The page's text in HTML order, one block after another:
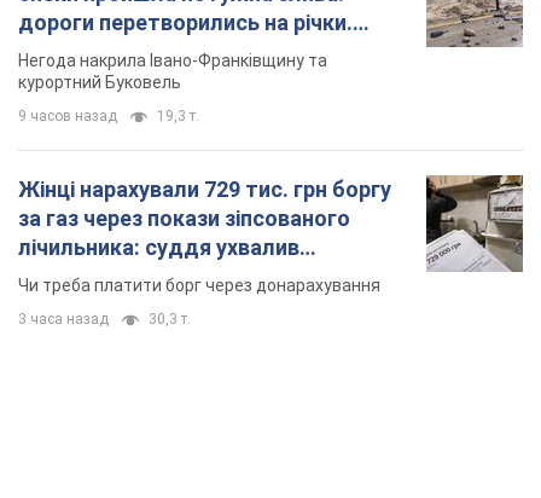
дороги перетворились на річки.
Відео
Негода накрила Івано-Франківщину та
курортний Буковель
9 часов назад 19,3 т.
Жінці нарахували 729 тис. грн боргу
за газ через покази зіпсованого
лічильника: суддя ухвалив
неочікуване рішення
Чи треба платити борг через донарахування
3 часа назад 30,3 т.